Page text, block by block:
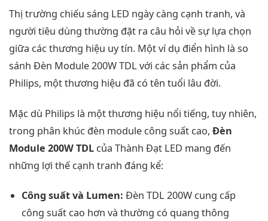
Thị trường chiếu sáng LED ngày càng cạnh tranh, và
người tiêu dùng thường đặt ra câu hỏi về sự lựa chọn
giữa các thương hiệu uy tín. Một ví dụ điển hình là so
sánh Đèn Module 200W TDL với các sản phẩm của
Philips, một thương hiệu đã có tên tuổi lâu đời.
Mặc dù Philips là một thương hiệu nổi tiếng, tuy nhiên,
trong phân khúc đèn module công suất cao, Đèn
Module 200W TDL của Thành Đạt LED mang đến
những lợi thế cạnh tranh đáng kể:
Công suất và Lumen: Đèn TDL 200W cung cấp
công suất cao hơn và thường có quang thông